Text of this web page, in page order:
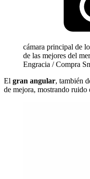
cámara principal de
de las mejores del
Engracia / Compra
El gran angular, también
de mejora, mostrando ruido